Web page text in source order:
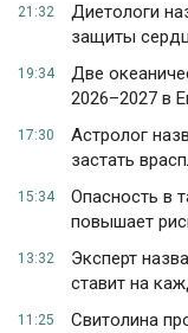
21:32
Диетологи
защиты
19:34
Две
2026–2027 в
17:30
Астролог
застать
15:34
Опасность в
повышает
13:32
Эксперт
ставит на
11:25
Свитолина